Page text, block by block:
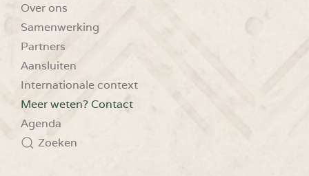
Over ons
Samenwerking
Partners
Aansluiten
Internationale context
Meer weten? Contact
Agenda
Zoeken